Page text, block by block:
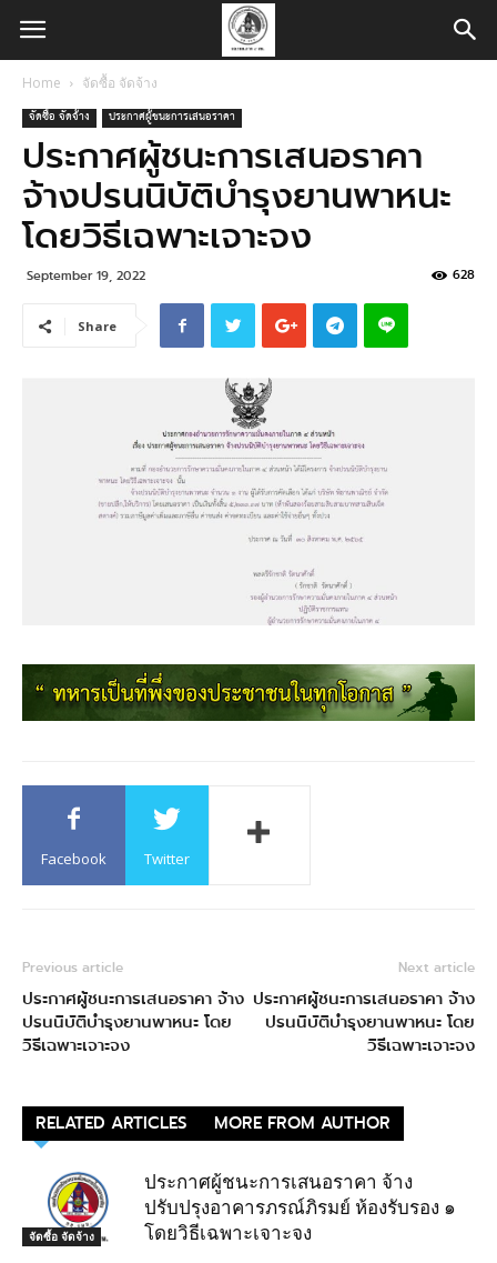
Home จัดซื้อ จัดจ้าง
จัดซื้อ จัดจ้าง ประกาศผู้ชนะการเสนอราคา
ประกาศผู้ชนะการเสนอราคา
จ้างปรนนิบัติบำรุงยานพาหนะ
โดยวิธีเฉพาะเจาะจง
September 19, 2022 628
Share
Facebook Twitter
Previous article
ประกาศผู้ชนะการเสนอราคา จ้าง
ปรนนิบัติบำรุงยานพาหนะ โดย
วิธีเฉพาะเจาะจง
Next article
ประกาศผู้ชนะการเสนอราคา จ้าง
ปรนนิบัติบำรุงยานพาหนะ โดย
วิธีเฉพาะเจาะจง
RELATED ARTICLES MORE FROM AUTHOR
จัดซื้อ จัดจ้าง
ประกาศผู้ชนะการเสนอราคา จ้าง
ปรับปรุงอาคารภรณ์ภิรมย์ ห้องรับรอง ๑
โดยวิธีเฉพาะเจาะจง